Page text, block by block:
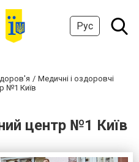
Рус
Медичні і оздоровчі
№1 Київ
центр №1 Київ